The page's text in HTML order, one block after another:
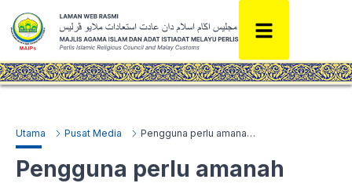
Utama Pusat Media Pengguna perlu amanah bayar tunggakan bil air RM34.8 juta
Pengguna perlu amanah